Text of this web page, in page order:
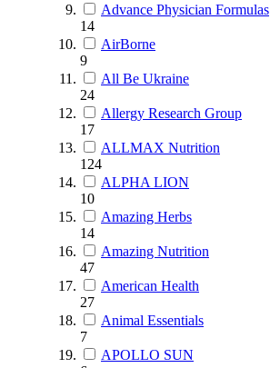
Advance Physician Formulas
14
AirBorne
9
All Be Ukraine
24
Allergy Research Group
17
ALLMAX Nutrition
124
ALPHA LION
10
Amazing Herbs
14
Amazing Nutrition
47
American Health
27
Animal Essentials
7
APOLLO SUN